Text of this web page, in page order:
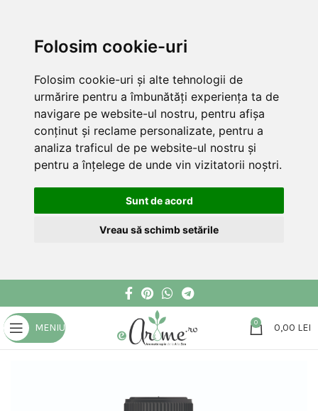
Folosim cookie-uri
Folosim cookie-uri și alte tehnologii de
urmărire pentru a îmbunătăți experiența ta de
navigare pe website-ul nostru, pentru afișa
conținut și reclame personalizate, pentru a
analiza traficul de pe website-ul nostru și
pentru a înțelege de unde vin vizitatorii noștri.
Sunt de acord
Vreau să schimb setările
MENIU 0 0,00 LEI